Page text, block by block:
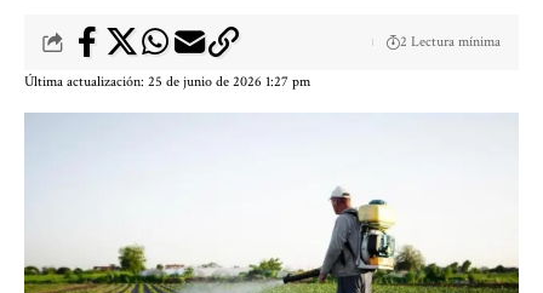
Última actualización: 25 de junio de 2026 1:27 pm
2 Lectura mínima